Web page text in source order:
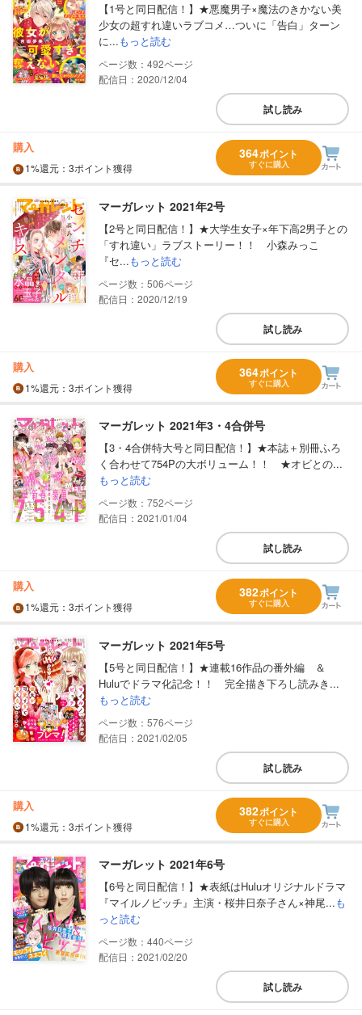
【1号と同日配信！】★悪魔男子×魔法のきかない美
少女の超すれ違いラブコメ…ついに「告白」ターン
に...もっと読む
492
配信日：2020/12/04
試し読み
購入
1%還元 ：3ポイント獲得
364ポイント
すぐに購入
マーガレット 2021年2号
【2号と同日配信！】★大学生女子×年下高2男子との
「すれ違い」ラブストーリー！！ 小森みっこ
『セ...もっと読む
506
配信日：2020/12/19
試し読み
購入
1%還元 ：3ポイント獲得
364ポイント
すぐに購入
マーガレット 2021年3・4合併号
【3・4合併特大号と同日配信！】★本誌＋別冊ふろ
く合わせて754Pの大ボリューム！！ ★オビとの...
もっと読む
752
配信日：2021/01/04
試し読み
購入
1%還元 ：3ポイント獲得
382ポイント
すぐに購入
マーガレット 2021年5号
【5号と同日配信！】★連載16作品の番外編 ＆
Huluでドラマ化記念！！ 完全描き下ろし読みき...
もっと読む
576
配信日：2021/02/05
試し読み
購入
1%還元 ：3ポイント獲得
382ポイント
すぐに購入
マーガレット 2021年6号
【6号と同日配信！】★表紙はHuluオリジナルドラマ
『マイルノビッチ』主演・桜井日奈子さん×神尾...も
っと読む
440
配信日：2021/02/20
試し読み